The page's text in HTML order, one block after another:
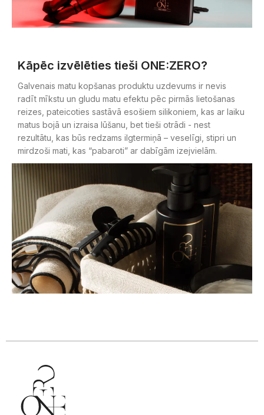
Kāpēc izvēlēties tieši ONE:ZERO?
Galvenais matu kopšanas produktu uzdevums ir nevis
radīt mīkstu un gludu matu efektu pēc pirmās lietošanas
reizes, pateicoties sastāvā esošiem silikoniem, kas ar laiku
matus bojā un izraisa lūšanu, bet tieši otrādi - nest
rezultātu, kas būs redzams ilgtermiņā – veselīgi, stipri un
mirdzoši mati, kas “pabaroti” ar dabīgām izejvielām.